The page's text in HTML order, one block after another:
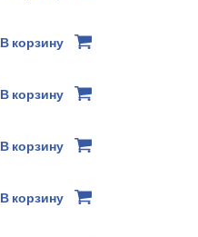
В корзину
В корзину
В корзину
В корзину